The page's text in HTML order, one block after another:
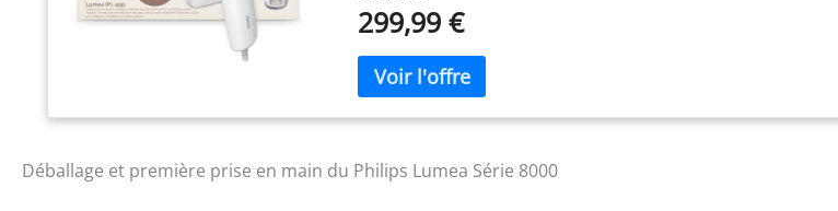
commencer pendant une période de 6 semaines , puis une fois
avec SenseIQ : le capteur SmartSkin détecte votre carnation et
de luminosité que vous pouvez utiliser, tandis que notre
guide pas à pas dans vos séances Avec 2 embouts pour le corps
automatiquement les programmes les plus efficaces pour chaque
brevetée unique à lumière pulsée Lumea SmartPulse : une
299,99 €
Déballage et première prise en main du Philips Lumea Série 8000